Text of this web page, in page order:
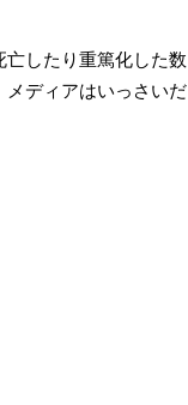
したり重篤化した数
メディアはいっさいだ